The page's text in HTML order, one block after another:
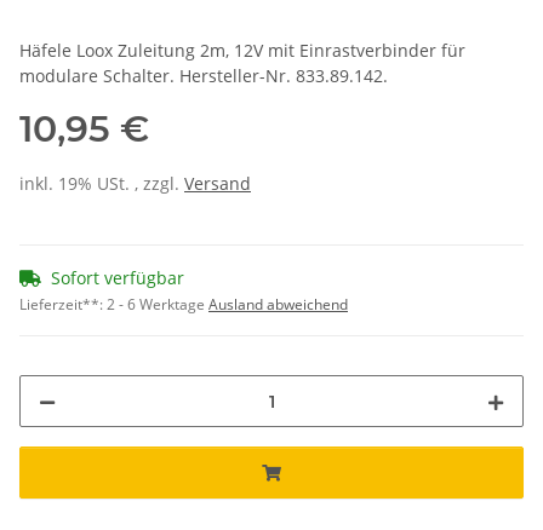
Häfele Loox Zuleitung 2m, 12V mit Einrastverbinder für
modulare Schalter. Hersteller-Nr. 833.89.142.
10,95 €
inkl. 19% USt. , zzgl. Versand
Sofort verfügbar
Lieferzeit**:2 - 6 Werktage Ausland abweichend